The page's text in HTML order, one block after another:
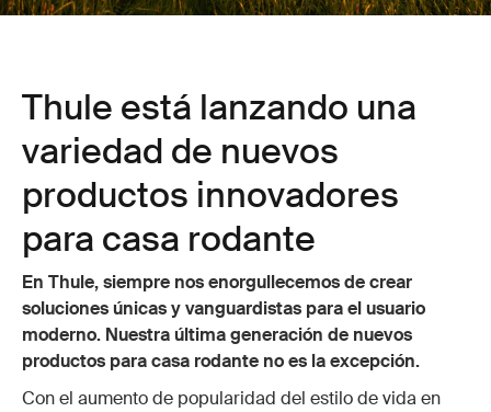
Thule está lanzando una
variedad de nuevos
productos innovadores
para casa rodante
En Thule, siempre nos enorgullecemos de crear
soluciones únicas y vanguardistas para el usuario
moderno. Nuestra última generación de nuevos
productos para casa rodante no es la excepción.
Con el aumento de popularidad del estilo de vida en